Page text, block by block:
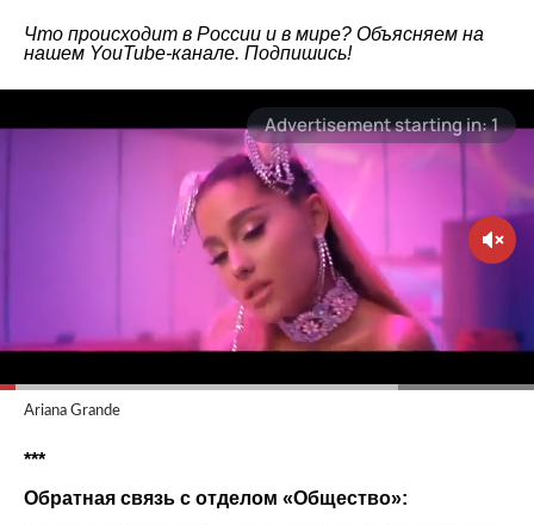
Что происходит в России и в мире? Объясняем на
нашем YouTube-канале. Подпишись!
Ariana Grande
***
Обратная связь с отделом «Общество»: